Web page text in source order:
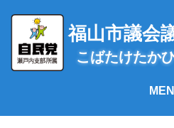
ス
福山市議会
こばたけたか